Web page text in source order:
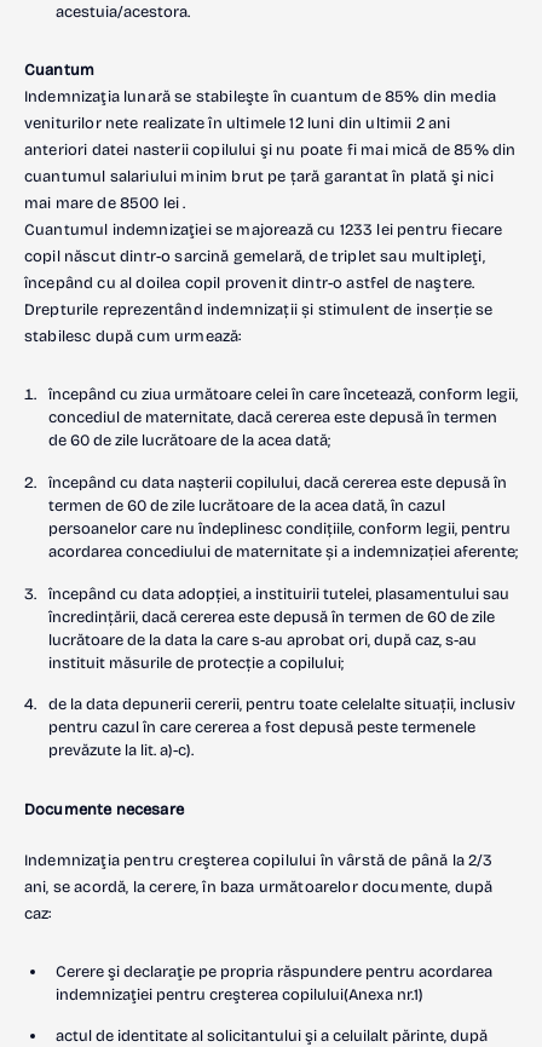
acestuia/acestora.
Cuantum
Indemnizaţia lunară se stabileşte în cuantum de 85% din media
veniturilor nete realizate în ultimele 12 luni din ultimii 2 ani
anteriori datei nasterii copilului şi nu poate fi mai mică de 85% din
cuantumul salariului minim brut pe țară garantat în plată şi nici
mai mare de 8500 lei .
Cuantumul indemnizaţiei se majorează cu 1233 lei pentru fiecare
copil născut dintr-o sarcină gemelară, de triplet sau multipleţi,
începând cu al doilea copil provenit dintr-o astfel de naştere.
Drepturile reprezentând indemnizații și stimulent de inserție se
stabilesc după cum urmează:
începând cu ziua următoare celei în care încetează, conform legii,
concediul de maternitate, dacă cererea este depusă în termen
de 60 de zile lucrătoare de la acea dată;
începând cu data nașterii copilului, dacă cererea este depusă în
termen de 60 de zile lucrătoare de la acea dată, în cazul
persoanelor care nu îndeplinesc condițiile, conform legii, pentru
acordarea concediului de maternitate și a indemnizației aferente;
începând cu data adopției, a instituirii tutelei, plasamentului sau
încredințării, dacă cererea este depusă în termen de 60 de zile
lucrătoare de la data la care s-au aprobat ori, după caz, s-au
instituit măsurile de protecție a copilului;
de la data depunerii cererii, pentru toate celelalte situații, inclusiv
pentru cazul în care cererea a fost depusă peste termenele
prevăzute la lit. a)-c).
Documente necesare
Indemnizaţia pentru creşterea copilului în vârstă de până la 2/3
ani, se acordă, la cerere, în baza următoarelor documente, după
caz:
Cerere şi declaraţie pe propria răspundere pentru acordarea
indemnizaţiei pentru creşterea copilului(Anexa nr.1)
actul de identitate al solicitantului şi a celuilalt părinte, după